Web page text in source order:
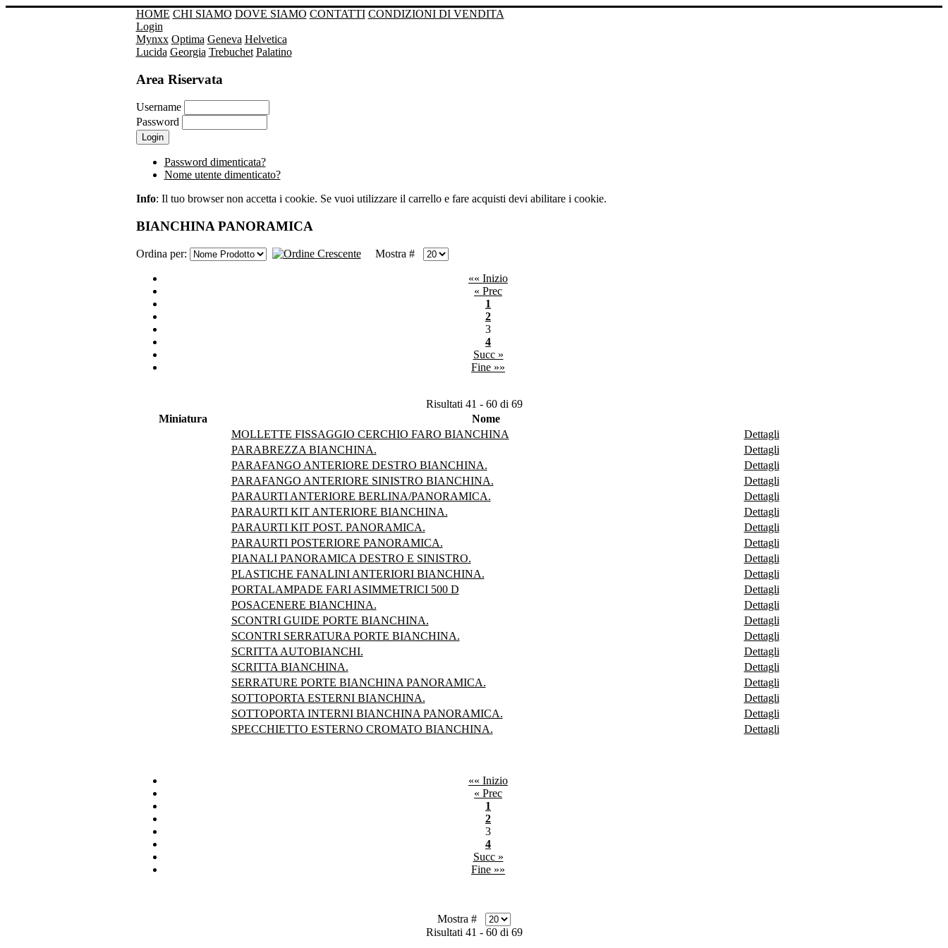
HOME CHI SIAMO DOVE SIAMO CONTATTI CONDIZIONI DI VENDITA
Login
Mynxx Optima Geneva Helvetica
Lucida Georgia Trebuchet Palatino
Area Riservata
Username
Password
Password dimenticata?
Nome utente dimenticato?
Info: Il tuo browser non accetta i cookie. Se vuoi utilizzare il carrello e fare acquisti devi abilitare i cookie.
BIANCHINA PANORAMICA
Ordina per: Mostra #
«« Inizio
« Prec
1
2
3
4
Succ »
Fine »»
Risultati 41 - 60 di 69
Miniatura
Nome
MOLLETTE FISSAGGIO CERCHIO FARO BIANCHINA
Dettagli
PARABREZZA BIANCHINA.
Dettagli
PARAFANGO ANTERIORE DESTRO BIANCHINA.
Dettagli
PARAFANGO ANTERIORE SINISTRO BIANCHINA.
Dettagli
PARAURTI ANTERIORE BERLINA/PANORAMICA.
Dettagli
PARAURTI KIT ANTERIORE BIANCHINA.
Dettagli
PARAURTI KIT POST. PANORAMICA.
Dettagli
PARAURTI POSTERIORE PANORAMICA.
Dettagli
PIANALI PANORAMICA DESTRO E SINISTRO.
Dettagli
PLASTICHE FANALINI ANTERIORI BIANCHINA.
Dettagli
PORTALAMPADE FARI ASIMMETRICI 500 D
Dettagli
POSACENERE BIANCHINA.
Dettagli
SCONTRI GUIDE PORTE BIANCHINA.
Dettagli
SCONTRI SERRATURA PORTE BIANCHINA.
Dettagli
SCRITTA AUTOBIANCHI.
Dettagli
SCRITTA BIANCHINA.
Dettagli
SERRATURE PORTE BIANCHINA PANORAMICA.
Dettagli
SOTTOPORTA ESTERNI BIANCHINA.
Dettagli
SOTTOPORTA INTERNI BIANCHINA PANORAMICA.
Dettagli
SPECCHIETTO ESTERNO CROMATO BIANCHINA.
Dettagli
«« Inizio
« Prec
1
2
3
4
Succ »
Fine »»
Mostra #
Risultati 41 - 60 di 69